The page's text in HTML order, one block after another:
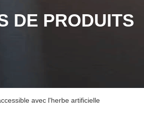
DE PRODUITS
avec l'herbe artificielle